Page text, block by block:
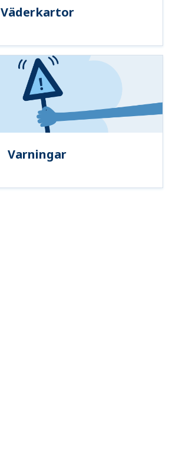
Väderkartor
Varningar